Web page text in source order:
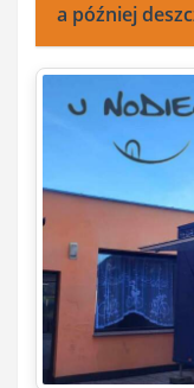
a później